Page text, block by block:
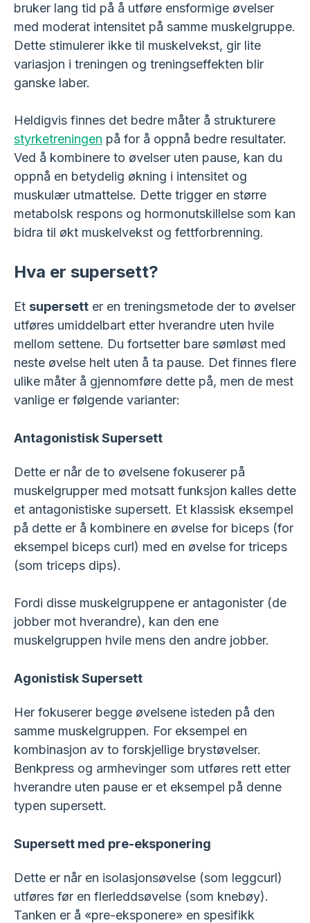
bruker lang tid på å utføre ensformige øvelser
med moderat intensitet på samme muskelgruppe.
Dette stimulerer ikke til muskelvekst, gir lite
variasjon i treningen og treningseffekten blir
ganske laber.
Heldigvis finnes det bedre måter å strukturere
styrketreningen på for å oppnå bedre resultater.
Ved å kombinere to øvelser uten pause, kan du
oppnå en betydelig økning i intensitet og
muskulær utmattelse. Dette trigger en større
metabolsk respons og hormonutskillelse som kan
bidra til økt muskelvekst og fettforbrenning.
Hva er supersett?
Et supersett er en treningsmetode der to øvelser
utføres umiddelbart etter hverandre uten hvile
mellom settene. Du fortsetter bare sømløst med
neste øvelse helt uten å ta pause. Det finnes flere
ulike måter å gjennomføre dette på, men de mest
vanlige er følgende varianter:
Antagonistisk Supersett
Dette er når de to øvelsene fokuserer på
muskelgrupper med motsatt funksjon kalles dette
et antagonistiske supersett. Et klassisk eksempel
på dette er å kombinere en øvelse for biceps (for
eksempel biceps curl) med en øvelse for triceps
(som triceps dips).
Fordi disse muskelgruppene er antagonister (de
jobber mot hverandre), kan den ene
muskelgruppen hvile mens den andre jobber.
Agonistisk Supersett
Her fokuserer begge øvelsene isteden på den
samme muskelgruppen. For eksempel en
kombinasjon av to forskjellige brystøvelser.
Benkpress og armhevinger som utføres rett etter
hverandre uten pause er et eksempel på denne
typen supersett.
Supersett med pre-eksponering
Dette er når en isolasjonsøvelse (som leggcurl)
utføres før en flerleddsøvelse (som knebøy).
Tanken er å «pre-eksponere» en spesifikk